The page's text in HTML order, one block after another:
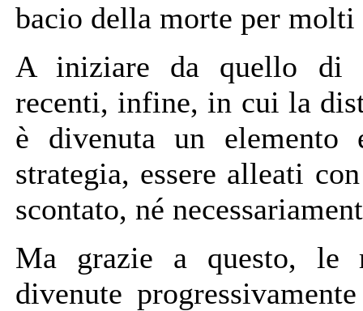
bacio della morte per
A iniziare da quello di
recenti, infine, in cui la
è divenuta un elemento
strategia, essere alleati
scontato, né
Ma grazie a questo, le
divenute